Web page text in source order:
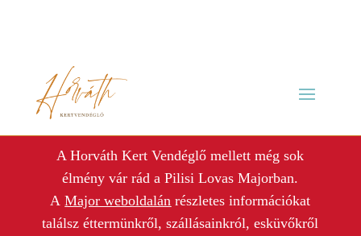
A Horváth Kert Vendéglő mellett még sok
élmény vár rád a Pilisi Lovas Majorban.
AMajor weboldalán részletes információkat
találsz éttermünkről, szállásainkról, esküvőkről